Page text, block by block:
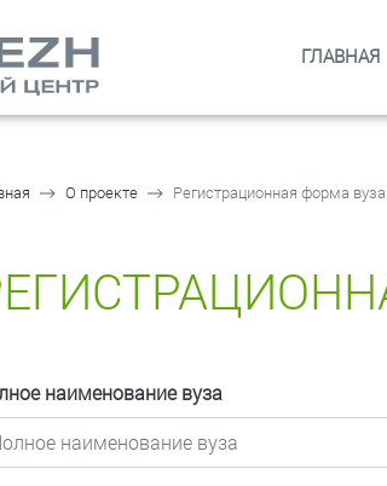
ГЛАВНАЯ
О проекте Регистрационная форма вуза
наименование вуза